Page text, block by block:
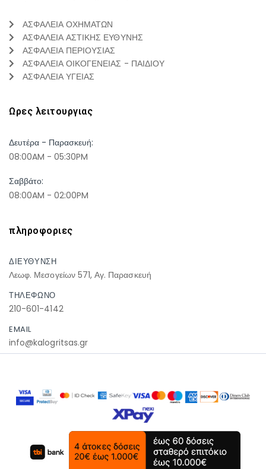
ΑΣΦΑΛΕΙΑ ΟΧΗΜΑΤΩΝ
ΑΣΦΑΛΕΙΑ ΑΣΤΙΚΗΣ ΕΥΘΥΝΗΣ
ΑΣΦΑΛΕΙΑ ΠΕΡΙΟΥΣΙΑΣ
ΑΣΦΑΛΕΙΑ ΟΙΚΟΓΕΝΕΙΑΣ - ΠΑΙΔΙΟΥ
ΑΣΦΑΛΕΙΑ ΥΓΕΙΑΣ
Ωρες λειτουργιας
Δευτέρα - Παρασκευή:
08:00AM - 05:30PM
Σαββάτο:
08:00AM - 02:00PM
πληροφοριες
ΔΙΕΥΘΥΝΣΗ
Λεωφ. Μεσογείων 571, Αγ. Παρασκευή
ΤΗΛΕΦΩΝΟ
210-601-4142
EMAIL
info@kalogritsas.gr